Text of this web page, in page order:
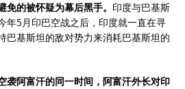
免的被怀疑为幕后黑手。 印度与巴基斯
年5月印巴空战之后，印度就一直在寻
巴基斯坦的敌对势力来消耗巴基斯坦的
袭阿富汗的同一时间，阿富汗外长对印